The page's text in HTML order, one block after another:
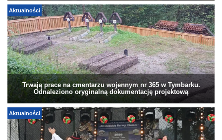
Aktualności
Trwają prace na cmentarzu wojennym nr 365 w Tymbarku.
Odnaleziono oryginalną dokumentację projektową
Aktualności